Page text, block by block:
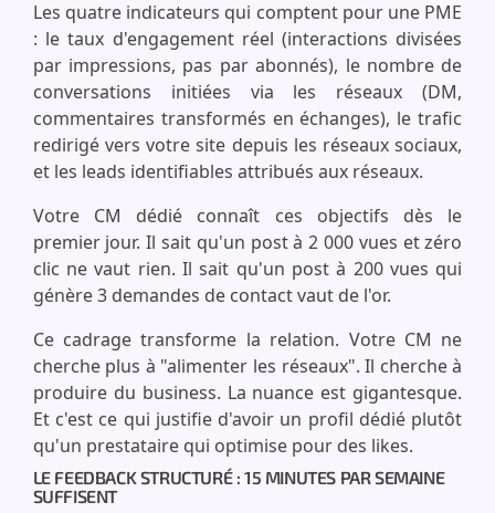
Les quatre indicateurs qui comptent pour une PME
: le taux d'engagement réel (interactions divisées
par impressions, pas par abonnés), le nombre de
conversations initiées via les réseaux (DM,
commentaires transformés en échanges), le trafic
redirigé vers votre site depuis les réseaux sociaux,
et les leads identifiables attribués aux réseaux.
Votre CM dédié connaît ces objectifs dès le
premier jour. Il sait qu'un post à 2 000 vues et zéro
clic ne vaut rien. Il sait qu'un post à 200 vues qui
génère 3 demandes de contact vaut de l'or.
Ce cadrage transforme la relation. Votre CM ne
cherche plus à "alimenter les réseaux". Il cherche à
produire du business. La nuance est gigantesque.
Et c'est ce qui justifie d'avoir un profil dédié plutôt
qu'un prestataire qui optimise pour des likes.
LE FEEDBACK STRUCTURÉ : 15 MINUTES PAR SEMAINE
SUFFISENT